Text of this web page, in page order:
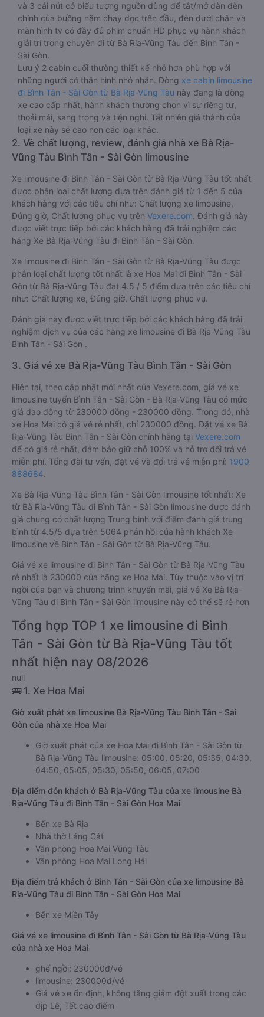
và 3 cái nút có biểu tượng nguồn dùng để tắt/mở dàn đèn
chính của buồng nằm chạy dọc trên đầu, đèn dưới chân và
màn hình tv có đầy đủ phim chuẩn HD phục vụ hành khách
giải trí trong chuyến đi từ Bà Rịa-Vũng Tàu đến Bình Tân -
Sài Gòn.
Lưu ý 2 cabin cuối thường thiết kế nhỏ hơn phù hợp với
những người có thân hình nhỏ nhắn. Dòng xe cabin limousine
đi Bình Tân - Sài Gòn từ Bà Rịa-Vũng Tàu này đang là dòng
xe cao cấp nhất, hành khách thường chọn vì sự riêng tư,
thoải mái, sang trọng và tiện nghi. Tất nhiên giá thành của
loại xe này sẽ cao hơn các loại khác.
2. Về chất lượng, review, đánh giá nhà xe Bà Rịa-
Vũng Tàu Bình Tân - Sài Gòn limousine
Xe limousine đi Bình Tân - Sài Gòn từ Bà Rịa-Vũng Tàu tốt nhất
được phân loại chất lượng dựa trên đánh giá từ 1 đến 5 của
khách hàng với các tiêu chí như: Chất lượng xe limousine,
Đúng giờ, Chất lượng phục vụ trên Vexere.com. Đánh giá này
được viết trực tiếp bởi các khách hàng đã trải nghiệm các
hãng Xe Bà Rịa-Vũng Tàu đi Bình Tân - Sài Gòn.
Xe limousine đi Bình Tân - Sài Gòn từ Bà Rịa-Vũng Tàu được
phân loại chất lượng tốt nhất là xe Hoa Mai đi Bình Tân - Sài
Gòn từ Bà Rịa-Vũng Tàu đạt 4.5 / 5 điểm dựa trên các tiêu chí
như: Chất lượng xe, Đúng giờ, Chất lượng phục vụ.
Đánh giá này được viết trực tiếp bởi các khách hàng đã trải
nghiệm dịch vụ của các hãng xe limousine đi Bà Rịa-Vũng Tàu
Bình Tân - Sài Gòn .
3. Giá vé xe Bà Rịa-Vũng Tàu Bình Tân - Sài Gòn
Hiện tại, theo cập nhật mới nhất của Vexere.com, giá vé xe
limousine tuyến Bình Tân - Sài Gòn - Bà Rịa-Vũng Tàu có mức
giá dao động từ 230000 đồng - 230000 đồng. Trong đó, nhà
xe Hoa Mai có giá vé rẻ nhất, chỉ 230000 đồng. Đặt vé xe Bà
Rịa-Vũng Tàu Bình Tân - Sài Gòn chính hãng tại Vexere.com
để có giá rẻ nhất, đảm bảo giữ chỗ 100% và hỗ trợ đổi trả vé
miễn phí. Tổng đài tư vấn, đặt vé và đổi trả vé miễn phí: 1900
888684.
Xe Bà Rịa-Vũng Tàu Bình Tân - Sài Gòn limousine tốt nhất: Xe
từ Bà Rịa-Vũng Tàu đi Bình Tân - Sài Gòn limousine được đánh
giá chung có chất lượng Trung bình với điểm đánh giá trung
bình từ 4.5/5 dựa trên 5064 phản hồi của hành khách Xe
limousine về Bình Tân - Sài Gòn từ Bà Rịa-Vũng Tàu.
Giá vé xe limousine đi Bình Tân - Sài Gòn từ Bà Rịa-Vũng Tàu
rẻ nhất là 230000 của hãng xe Hoa Mai. Tùy thuộc vào vị trí
ngồi của bạn và chương trình khuyến mãi, giá vé Xe Bà Rịa-
Vũng Tàu đi Bình Tân - Sài Gòn limousine này có thể sẽ rẻ hơn
Tổng hợp TOP 1 xe limousine đi Bình
Tân - Sài Gòn từ Bà Rịa-Vũng Tàu tốt
nhất hiện nay 08/2026
null
🚌 1. Xe Hoa Mai
Giờ xuất phát xe limousine Bà Rịa-Vũng Tàu Bình Tân - Sài
Gòn của nhà xe Hoa Mai
Giờ xuất phát của xe Hoa Mai đi Bình Tân - Sài Gòn từ
Bà Rịa-Vũng Tàu limousine: 05:00, 05:20, 05:35, 04:30,
04:50, 05:05, 05:30, 05:50, 06:05, 07:00
Địa điểm đón khách ở Bà Rịa-Vũng Tàu của xe limousine Bà
Rịa-Vũng Tàu đi Bình Tân - Sài Gòn Hoa Mai
Bến xe Bà Rịa
Nhà thờ Láng Cát
Văn phòng Hoa Mai Vũng Tàu
Văn phòng Hoa Mai Long Hải
Địa điểm trả khách ở Bình Tân - Sài Gòn của xe limousine Bà
Rịa-Vũng Tàu đi Bình Tân - Sài Gòn Hoa Mai
Bến xe Miền Tây
Giá vé xe limousine đi Bình Tân - Sài Gòn từ Bà Rịa-Vũng Tàu
của nhà xe Hoa Mai
ghế ngồi: 230000đ/vé
limousine: 230000đ/vé
Giá vé xe ổn định, không tăng giảm đột xuất trong các
dịp Lễ, Tết cao điểm